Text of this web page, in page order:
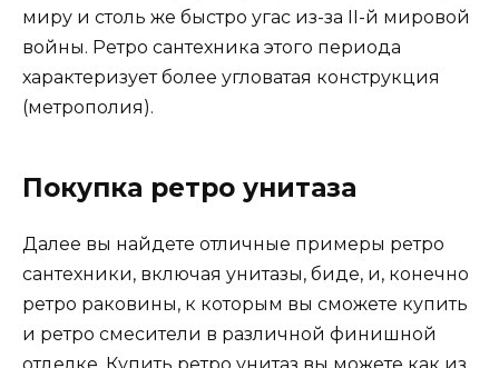
миру и столь же быстро угас из-за II-й мировой
войны. Ретро сантехника этого периода
характеризует более угловатая конструкция
(метрополия).
Покупка ретро унитаза
Далее вы найдете отличные примеры ретро
сантехники, включая унитазы, биде, и, конечно
ретро раковины, к которым вы сможете купить
и ретро смесители в различной финишной